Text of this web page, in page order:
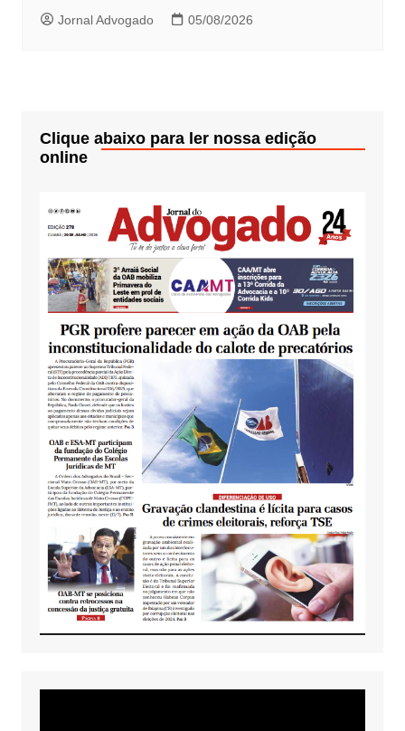
Jornal Advogado 05/08/2026
Clique abaixo para ler nossa edição
online